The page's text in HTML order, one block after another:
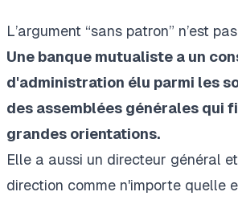
L’argument “sans patron” n’est
Une banque mutualiste a un
d'administration élu parmi les
des assemblées générales qui
grandes orientations.
Elle a aussi un directeur général
direction comme n'importe quelle